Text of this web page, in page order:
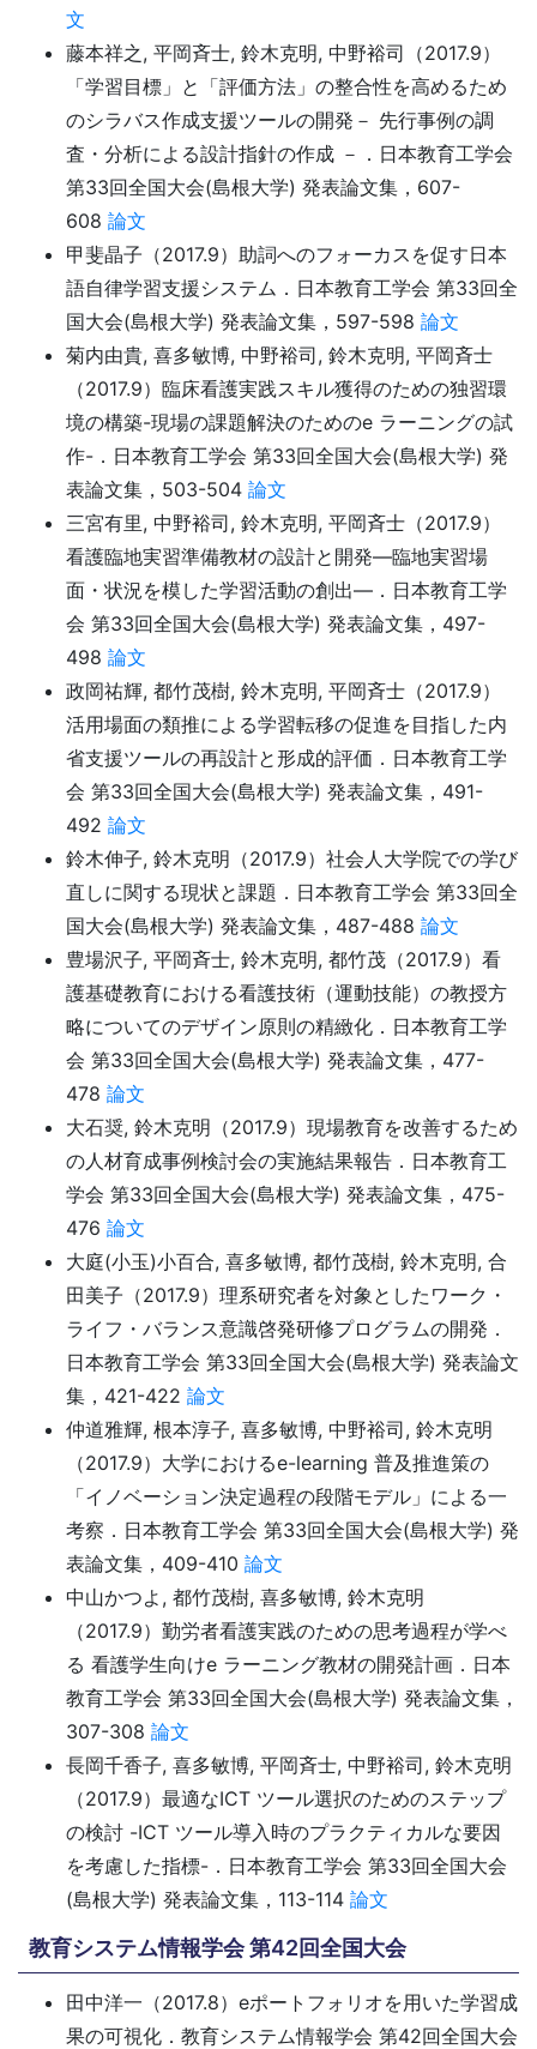
文
藤本祥之, 平岡斉士, 鈴木克明, 中野裕司（2017.9）
「学習目標」と「評価方法」の整合性を高めるため
のシラバス作成支援ツールの開発－ 先行事例の調
査・分析による設計指針の作成 －．日本教育工学会
第33回全国大会(島根大学) 発表論文集，607-
608 論文
甲斐晶子（2017.9）助詞へのフォーカスを促す日本
語自律学習支援システム．日本教育工学会 第33回全
国大会(島根大学) 発表論文集，597-598 論文
菊内由貴, 喜多敏博, 中野裕司, 鈴木克明, 平岡斉士
（2017.9）臨床看護実践スキル獲得のための独習環
境の構築-現場の課題解決のためのe ラーニングの試
作-．日本教育工学会 第33回全国大会(島根大学) 発
表論文集，503-504 論文
三宮有里, 中野裕司, 鈴木克明, 平岡斉士（2017.9）
看護臨地実習準備教材の設計と開発―臨地実習場
面・状況を模した学習活動の創出―．日本教育工学
会 第33回全国大会(島根大学) 発表論文集，497-
498 論文
政岡祐輝, 都竹茂樹, 鈴木克明, 平岡斉士（2017.9）
活用場面の類推による学習転移の促進を目指した内
省支援ツールの再設計と形成的評価．日本教育工学
会 第33回全国大会(島根大学) 発表論文集，491-
492 論文
鈴木伸子, 鈴木克明（2017.9）社会人大学院での学び
直しに関する現状と課題．日本教育工学会 第33回全
国大会(島根大学) 発表論文集，487-488 論文
豊場沢子, 平岡斉士, 鈴木克明, 都竹茂（2017.9）看
護基礎教育における看護技術（運動技能）の教授方
略についてのデザイン原則の精緻化．日本教育工学
会 第33回全国大会(島根大学) 発表論文集，477-
478 論文
大石奨, 鈴木克明（2017.9）現場教育を改善するため
の人材育成事例検討会の実施結果報告．日本教育工
学会 第33回全国大会(島根大学) 発表論文集，475-
476 論文
大庭(小玉)小百合, 喜多敏博, 都竹茂樹, 鈴木克明, 合
田美子（2017.9）理系研究者を対象としたワーク・
ライフ・バランス意識啓発研修プログラムの開発．
日本教育工学会 第33回全国大会(島根大学) 発表論文
集，421-422 論文
仲道雅輝, 根本淳子, 喜多敏博, 中野裕司, 鈴木克明
（2017.9）大学におけるe-learning 普及推進策の
「イノベーション決定過程の段階モデル」による一
考察．日本教育工学会 第33回全国大会(島根大学) 発
表論文集，409-410 論文
中山かつよ, 都竹茂樹, 喜多敏博, 鈴木克明
（2017.9）勤労者看護実践のための思考過程が学べ
る 看護学生向けe ラーニング教材の開発計画．日本
教育工学会 第33回全国大会(島根大学) 発表論文集，
307-308 論文
長岡千香子, 喜多敏博, 平岡斉士, 中野裕司, 鈴木克明
（2017.9）最適なICT ツール選択のためのステップ
の検討 -ICT ツール導入時のプラクティカルな要因
を考慮した指標-．日本教育工学会 第33回全国大会
(島根大学) 発表論文集，113-114 論文
教育システム情報学会 第42回全国大会
田中洋一（2017.8）eポートフォリオを用いた学習成
果の可視化．教育システム情報学会 第42回全国大会